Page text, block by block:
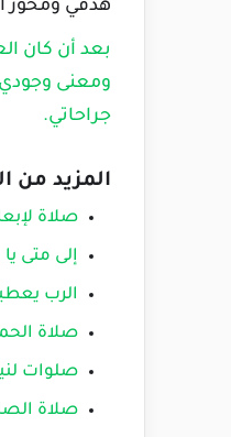
هدفي ومحور
بعد أن كان
ومعنى
جراحاتي.
المزيد من
صلاة
إلى متى يا
الرب
صلاة
صلوات
صلاة